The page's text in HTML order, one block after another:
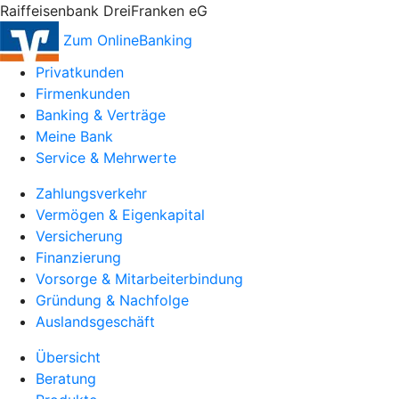
Raiffeisenbank DreiFranken eG
Zum OnlineBanking
Privatkunden
Firmenkunden
Banking & Verträge
Meine Bank
Service & Mehrwerte
Zahlungsverkehr
Vermögen & Eigenkapital
Versicherung
Finanzierung
Vorsorge & Mitarbeiterbindung
Gründung & Nachfolge
Auslandsgeschäft
Übersicht
Beratung